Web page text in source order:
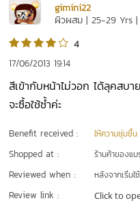
gimini22
ผิวผสม | 25-29 Yrs |
4
17/06/2013 19:14
สีเข้ากับหน้าไม่วอก ได้ลุคสบา
จะซื้อใช้ซ้ำค่ะ
Benefit received : ให้ความชุ่มชื้น
Shopped at : ร้านค้าของแ
Reviewed when : หลังจากเริ่มใ
Review link : Click to